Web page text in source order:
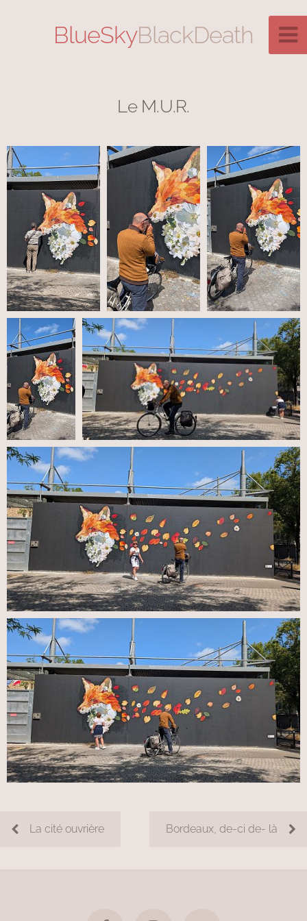
BlueSkyBlackDeath
Le M.U.R.
La cité ouvrière Bordeaux, de-ci de- là